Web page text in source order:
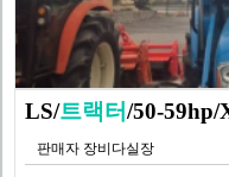
LS/트랙터/50-59hp/
판매자 장비다실장